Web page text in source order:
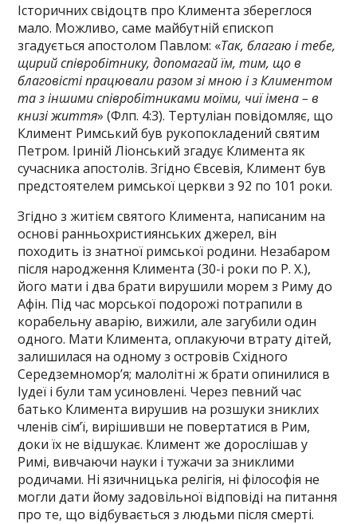
Історичних свідоцтв про Климента збереглося
мало. Можливо, саме майбутній єпископ
згадується апостолом Павлом: «Так, благаю і тебе,
щирий співробітнику, допомагай їм, тим, що в
благовісті працювали разом зі мною і з Климентом
та з іншими співробітниками моїми, чиї імена – в
книзі життя» (Флп. 4:3). Тертуліан повідомляє, що
Климент Римський був рукопокладений святим
Петром. Іриній Ліонський згадує Климента як
сучасника апостолів. Згідно Євсевія, Климент був
предстоятелем римської церкви з 92 по 101 роки.
Згідно з житієм святого Климента, написаним на
основі ранньохристиянських джерел, він
походить із знатної римської родини. Незабаром
після народження Климента (30-і роки по Р. Х.),
його мати і два брати вирушили морем з Риму до
Афін. Під час морської подорожі потрапили в
корабельну аварію, вижили, але загубили один
одного. Мати Климента, оплакуючи втрату дітей,
залишилася на одному з островів Східного
Середземномор’я; малолітні ж брати опинилися в
Іудеї і були там усиновлені. Через певний час
батько Климента вирушив на розшуки зниклих
членів сім’ї, вирішивши не повертатися в Рим,
доки їх не відшукає. Климент же дорослішав у
Римі, вивчаючи науки і тужачи за зниклими
родичами. Ні язичницька релігія, ні філософія не
могли дати йому задовільної відповіді на питання
про те, що відбувається з людьми після смерті.